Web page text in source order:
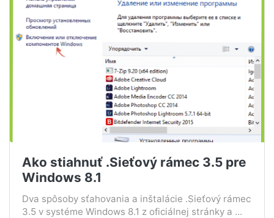
Ako stiahnuť .Sieťový rámec 3.5 pre
Windows 8.1
Dva spôsoby sťahovania a inštalácie .Sieťový rámec
3.5 v systéme Windows 8.1 z oficiálnej stránky a ...